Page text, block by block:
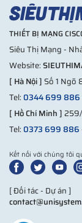
THIẾT BỊ MẠNG
Siêu Thị Mạng -
Website:
[ Hà Nội ] Số 1 Ngõ
Tel:0344 699 886
[ Hồ Chí Minh ]
Tel:0373 699 886
Kết nối với chúng tôi
[ Đối tác - Dự án ]